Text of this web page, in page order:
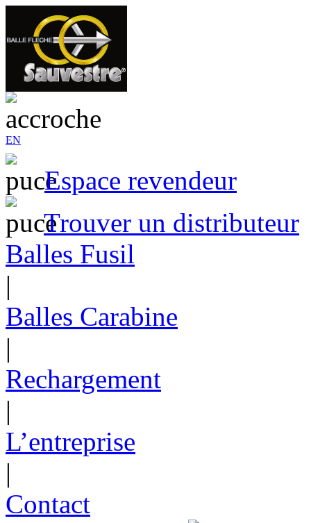
EN
Espace revendeur
Trouver un distributeur
Balles Fusil
|
Balles Carabine
|
Rechargement
|
L’entreprise
|
Contact